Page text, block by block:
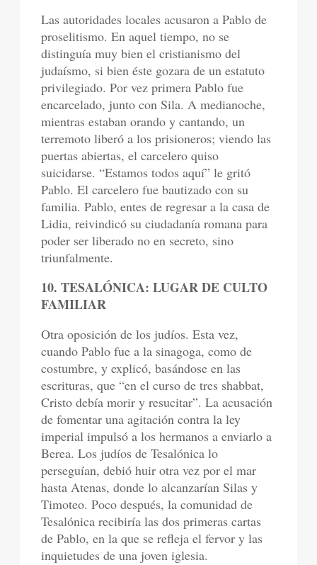
Las autoridades locales acusaron a Pablo de
proselitismo. En aquel tiempo, no se
distinguía muy bien el cristianismo del
judaísmo, si bien éste gozara de un estatuto
privilegiado. Por vez primera Pablo fue
encarcelado, junto con Sila. A medianoche,
mientras estaban orando y cantando, un
terremoto liberó a los prisioneros; viendo las
puertas abiertas, el carcelero quiso
suicidarse. “Estamos todos aquí” le gritó
Pablo. El carcelero fue bautizado con su
familia. Pablo, entes de regresar a la casa de
Lidia, reivindicó su ciudadanía romana para
poder ser liberado no en secreto, sino
triunfalmente.
10. TESALÓNICA: LUGAR DE CULTO
FAMILIAR
Otra oposición de los judíos. Esta vez,
cuando Pablo fue a la sinagoga, como de
costumbre, y explicó, basándose en las
escrituras, que “en el curso de tres shabbat,
Cristo debía morir y resucitar”. La acusación
de fomentar una agitación contra la ley
imperial impulsó a los hermanos a enviarlo a
Berea. Los judíos de Tesalónica lo
perseguían, debió huir otra vez por el mar
hasta Atenas, donde lo alcanzarían Silas y
Timoteo. Poco después, la comunidad de
Tesalónica recibiría las dos primeras cartas
de Pablo, en la que se refleja el fervor y las
inquietudes de una joven iglesia.